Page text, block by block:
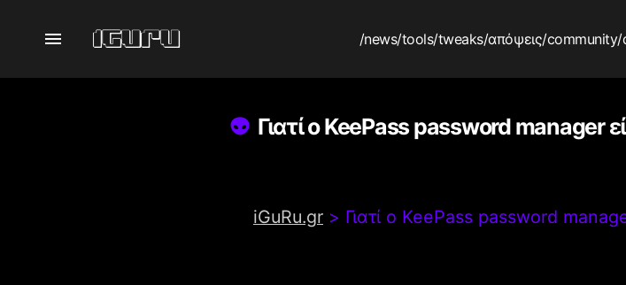
/news/tools/tweaks/απόψεις/community/
Γιατί ο KeePass password manager
iGuRu.gr > Γιατί ο KeePass password